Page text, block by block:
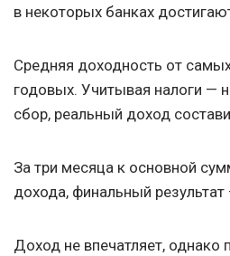
в некоторых банках
Средняя доходность от
годовых. Учитывая налоги —
сбор, реальный доход
За три месяца к основной
дохода, финальный
Доход не впечатляет, однако